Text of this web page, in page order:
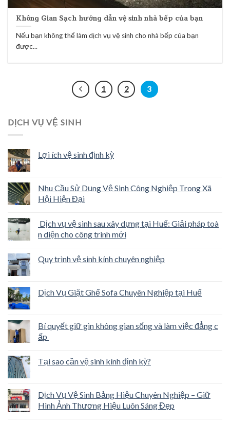
Không Gian Sạch hướng dẫn vệ sinh nhà bếp của bạn
Nếu bạn không thể làm dịch vụ vệ sinh cho nhà bếp của bạn
được...
1 2 3
DỊCH VỤ VỆ SINH
Lợi ích vệ sinh định kỳ
Nhu Cầu Sử Dụng Vệ Sinh Công Nghiệp Trong Xã
Hội Hiện Đại
Dịch vụ vệ sinh sau xây dựng tại Huế: Giải pháp toà
n diện cho công trình mới
Quy trình vệ sinh kính chuyên nghiệp
Dịch Vụ Giặt Ghế Sofa Chuyên Nghiệp tại Huế
Bí quyết giữ gìn không gian sống và làm việc đẳng c
ấp
Tại sao cần vệ sinh kính định kỳ?
Dịch Vụ Vệ Sinh Bảng Hiệu Chuyên Nghiệp – Giữ
Hình Ảnh Thương Hiệu Luôn Sáng Đẹp